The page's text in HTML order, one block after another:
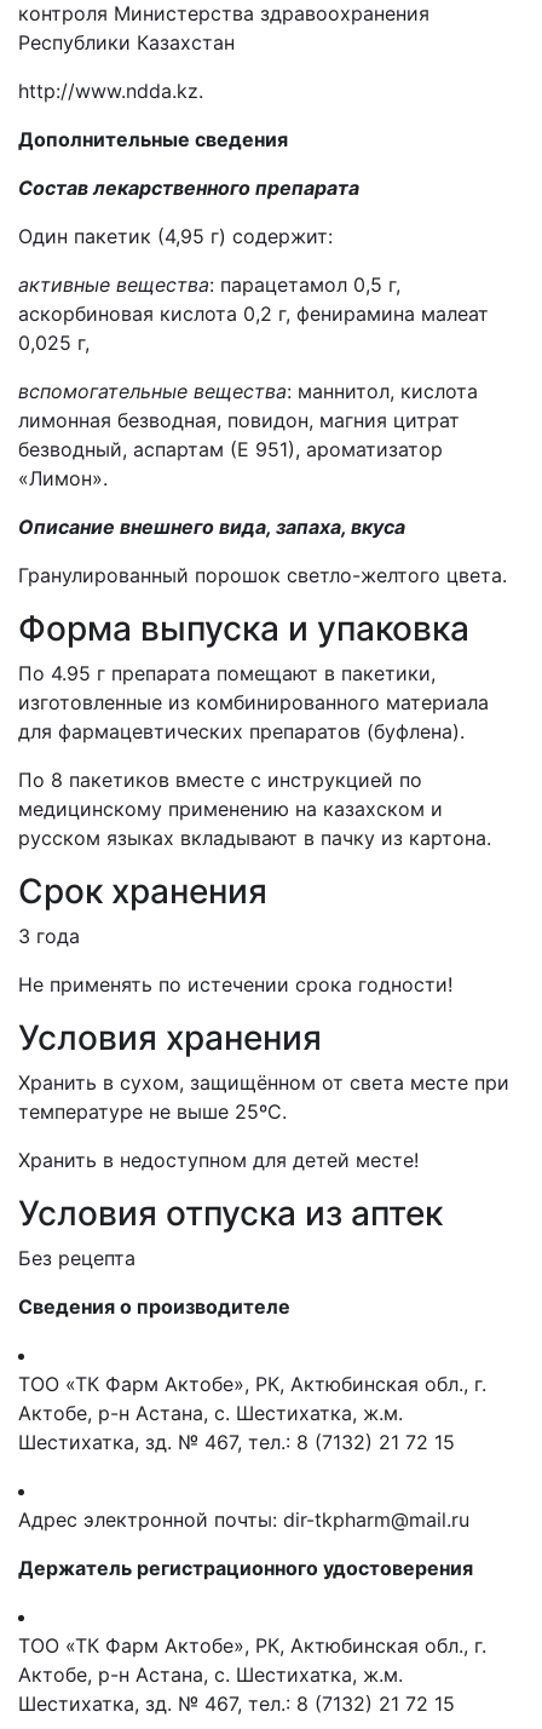
контроля Министерства здравоохранения
Республики Казахстан
http://www.ndda.kz.
Дополнительные сведения
Состав лекарственного препарата
Один пакетик (4,95 г) содержит:
активные вещества: парацетамол 0,5 г,
аскорбиновая кислота 0,2 г, фенирамина малеат
0,025 г,
вспомогательные вещества: маннитол, кислота
лимонная безводная, повидон, магния цитрат
безводный, аспартам (Е 951), ароматизатор
«Лимон».
Описание внешнего вида, запаха, вкуса
Гранулированный порошок светло-желтого цвета.
Форма выпуска и упаковка
По 4.95 г препарата помещают в пакетики,
изготовленные из комбинированного материала
для фармацевтических препаратов (буфлена).
По 8 пакетиков вместе с инструкцией по
медицинскому применению на казахском и
русском языках вкладывают в пачку из картона.
Срок хранения
3 года
Не применять по истечении срока годности!
Условия хранения
Хранить в сухом, защищённом от света месте при
температуре не выше 25ºС.
Хранить в недоступном для детей месте!
Условия отпуска из аптек
Без рецепта
Сведения о производителе
ТОО «ТК Фарм Актобе», РК, Актюбинская обл., г.
Актобе, р-н Астана, с. Шестихатка, ж.м.
Шестихатка, зд. № 467, тел.: 8 (7132) 21 72 15
Адрес электронной почты: dir-tkpharm@mail.ru
Держатель регистрационного удостоверения
ТОО «ТК Фарм Актобе», РК, Актюбинская обл., г.
Актобе, р-н Астана, с. Шестихатка, ж.м.
Шестихатка, зд. № 467, тел.: 8 (7132) 21 72 15